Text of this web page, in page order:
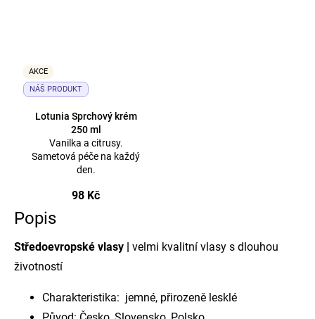
AKCE
NÁŠ PRODUKT
Lotunia Sprchový krém
250 ml
Vanilka a citrusy.
Sametová péče na každý
den.
98 Kč
Popis
Středoevropské vlasy | velmi kvalitní vlasy s dlouhou
životností
Charakteristika: jemné, přirozeně lesklé